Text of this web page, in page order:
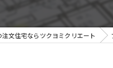
文住宅ならツクヨミクリエート